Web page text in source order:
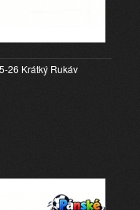
26 Krátký Rukáv